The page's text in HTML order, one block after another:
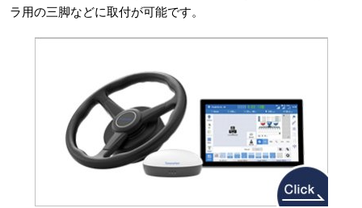
ラ用の三脚などに取付が可能です。